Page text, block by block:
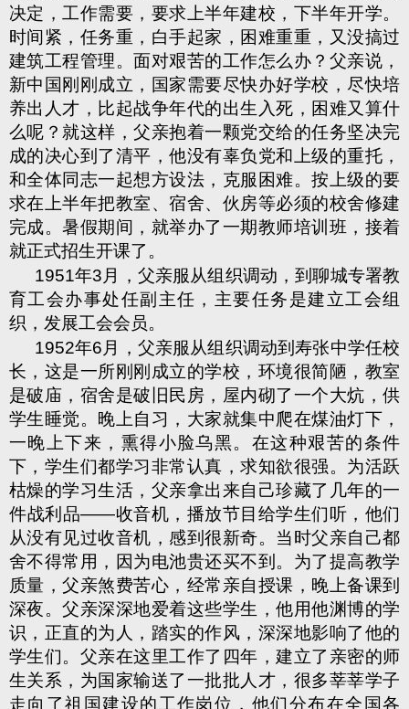
决定，工作需要，要求上半年建校，下半年开学。
时间紧，任务重，白手起家，困难重重，又没搞过
建筑工程管理。面对艰苦的工作怎么办？父亲说，
新中国刚刚成立，国家需要尽快办好学校，尽快培
养出人才，比起战争年代的出生入死，困难又算什
么呢？就这样，父亲抱着一颗党交给的任务坚决完
成的决心到了清平，他没有辜负党和上级的重托，
和全体同志一起想方设法，克服困难。按上级的要
求在上半年把教室、宿舍、伙房等必须的校舍修建
完成。暑假期间，就举办了一期教师培训班，接着
就正式招生开课了。
1951年3 月，父亲服从组织调动，到聊城专署教
育工会办事处任副主任，主要任务是建立工会组
织，发展工会会员。
1952年6 月，父亲服从组织调动到寿张中学任校
长，这是一所刚刚成立的学校，环境很简陋，教室
是破庙，宿舍是破旧民房，屋内砌了一个大炕，供
学生睡觉。晚上自习，大家就集中爬在煤油灯下，
一晚上下来，熏得小脸乌黑。在这种艰苦的条件
下，学生们都学习非常认真，求知欲很强。为活跃
枯燥的学习生活，父亲拿出来自己珍藏了几年的一
件战利品——收音机，播放节目给学生们听，他们
从没有见过收音机，感到很新奇。当时父亲自己都
舍不得常用，因为电池贵还买不到。为了提高教学
质量，父亲煞费苦心，经常亲自授课，晚上备课到
深夜。父亲深深地爱着这些学生，他用他渊博的学
识，正直的为人，踏实的作风，深深地影响了他的
学生们。父亲在这里工作了四年，建立了亲密的师
生关系，为国家输送了一批批人才，很多莘莘学子
走向了祖国建设的工作岗位，他们分布在全国各